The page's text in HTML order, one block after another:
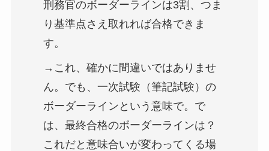
刑務官のボーダーラインは3割、つま
り基準点さえ取れれば合格できま
す。
→これ、確かに間違いではありませ
ん。でも、一次試験（筆記試験）の
ボーダーラインという意味で。で
は、最終合格のボーダーラインは？
これだと意味合いが変わってくる場